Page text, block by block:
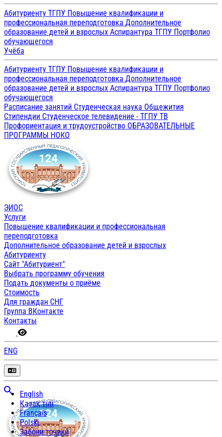
Абитуриенту ТГПУ Повышение квалификации и
профессиональная переподготовка Дополнительное
образование детей и взрослых Аспирантура ТГПУ Портфолио
обучающегося
Учёба
Абитуриенту ТГПУ Повышение квалификации и
профессиональная переподготовка Дополнительное
образование детей и взрослых Аспирантура ТГПУ Портфолио
обучающегося
Расписание занятий Студенческая наука Общежития
Стипендии Студенческое телевидение - ТГПУ ТВ
Профориентация и трудоустройство ОБРАЗОВАТЕЛЬНЫЕ
ПРОГРАММЫ НОКО
ЭИОС
Услуги
Повышение квалификации и профессиональная
переподготовка
Дополнительное образование детей и взрослых
Абитуриенту
Сайт "Абитуриент"
Выбрать программу обучения
Подать документы о приёме
Стоимость
Для граждан СНГ
Группа ВКонтакте
Контакты
ENG
English
Қазақ тілі
Français
Polski
Забони тоҷикӣ